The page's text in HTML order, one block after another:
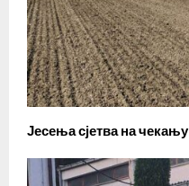
Јесења сјетва на чекању